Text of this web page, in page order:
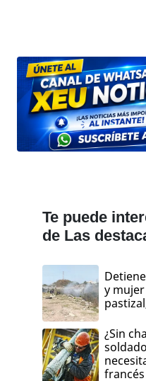
Te puede
de Las
y
¿Sin
francés